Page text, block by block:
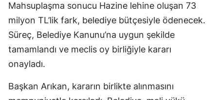
Mahsuplaşma sonucu Hazine lehine oluşan 73
milyon TL’lik fark, belediye bütçesiyle ödenecek.
Süreç, Belediye Kanunu’na uygun şekilde
tamamlandı ve meclis oy birliğiyle kararı
onayladı.
Başkan Arıkan, kararın birlikte alınmasını